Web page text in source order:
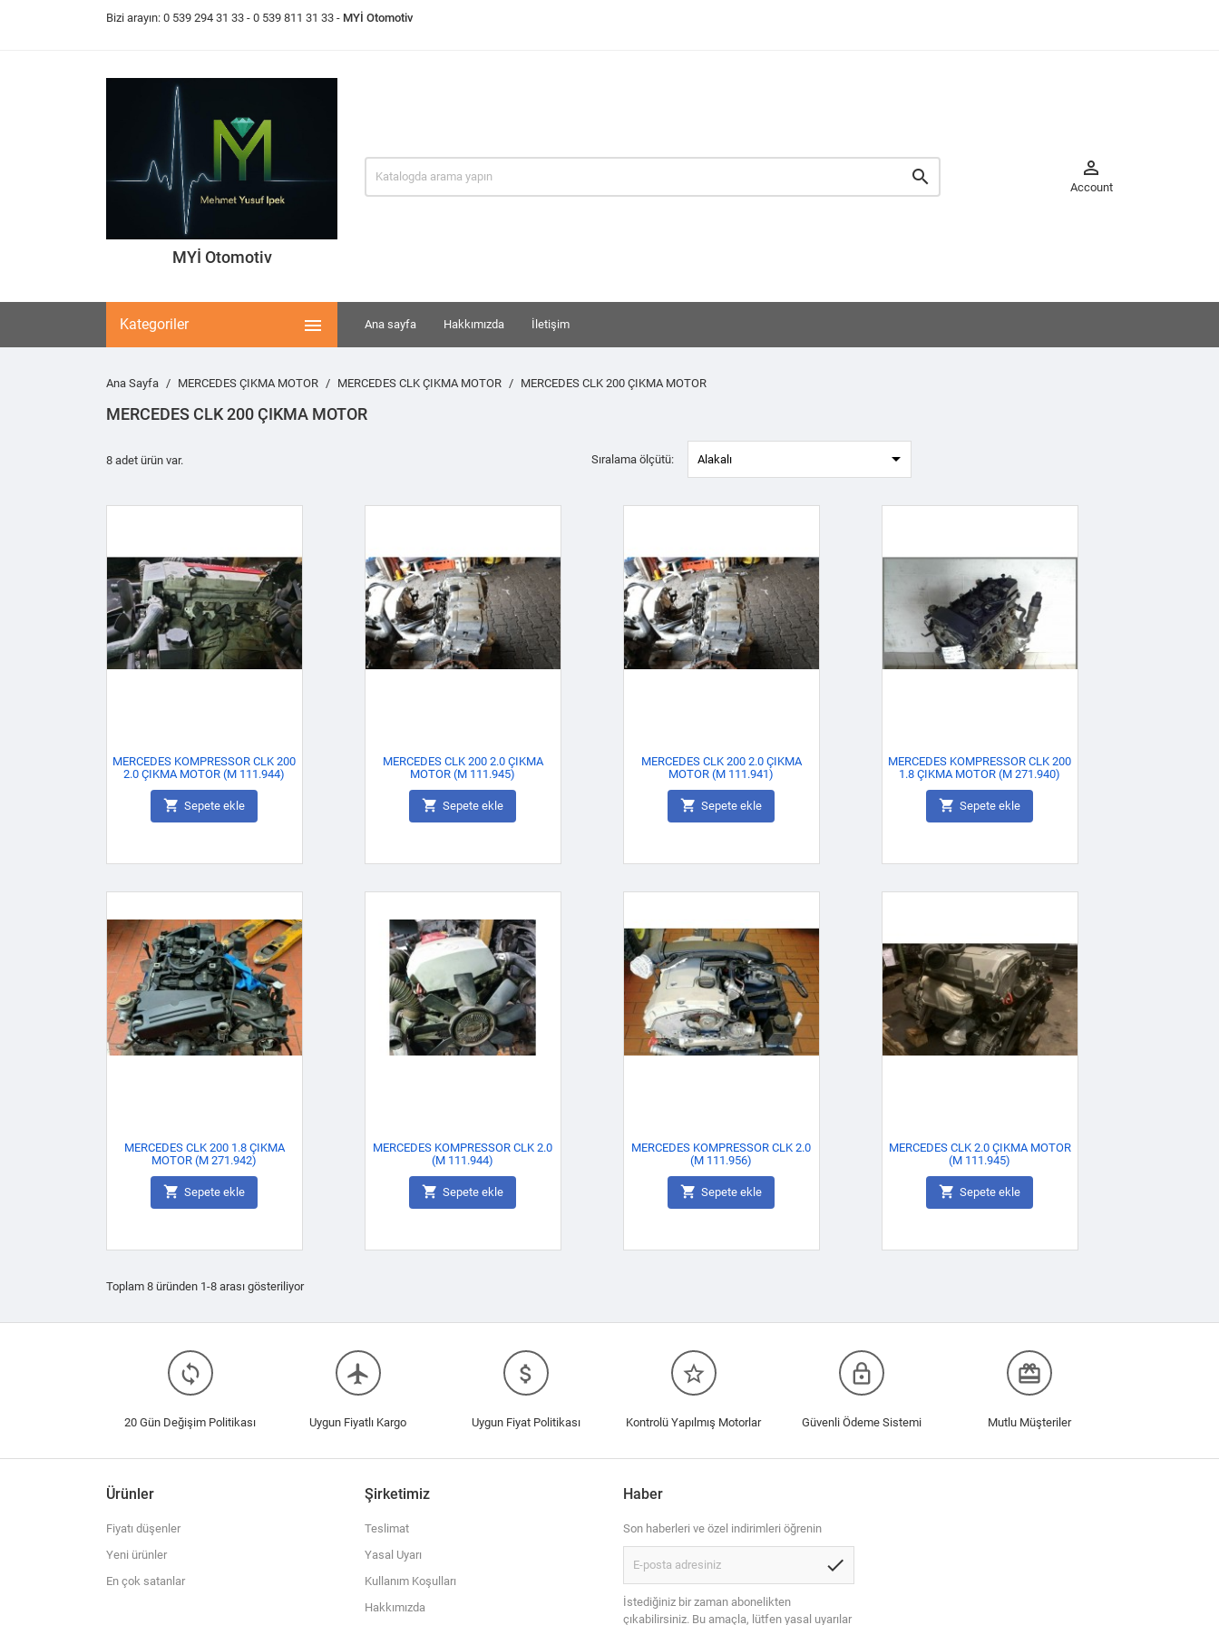
Bizi arayın: 0 539 294 31 33 - 0 539 811 31 33 - MYİ Otomotiv
MYİ Otomotiv
 
Account
Kategoriler  Ana sayfa Hakkımızda İletişim
Ana Sayfa MERCEDES ÇIKMA MOTOR MERCEDES CLK ÇIKMA MOTOR MERCEDES CLK 200 ÇIKMA MOTOR
MERCEDES CLK 200 ÇIKMA MOTOR
8 adet ürün var. Sıralama ölçütü: Alakalı 
MERCEDES KOMPRESSOR CLK 200
2.0 ÇIKMA MOTOR (M 111.944)
 Sepete ekle
MERCEDES CLK 200 2.0 ÇIKMA
MOTOR (M 111.945)
 Sepete ekle
MERCEDES CLK 200 2.0 ÇIKMA
MOTOR (M 111.941)
 Sepete ekle
MERCEDES KOMPRESSOR CLK 200
1.8 ÇIKMA MOTOR (M 271.940)
 Sepete ekle
MERCEDES CLK 200 1.8 ÇIKMA
MOTOR (M 271.942)
 Sepete ekle
MERCEDES KOMPRESSOR CLK 2.0
(M 111.944)
 Sepete ekle
MERCEDES KOMPRESSOR CLK 2.0
(M 111.956)
 Sepete ekle
MERCEDES CLK 2.0 ÇIKMA MOTOR
(M 111.945)
 Sepete ekle
Toplam 8 üründen 1-8 arası gösteriliyor
loop
20 Gün Değişim Politikası
flight
Uygun Fiyatlı Kargo
attach_money
Uygun Fiyat Politikası
star_border
Kontrolü Yapılmış Motorlar
lock_outline
Güvenli Ödeme Sistemi
redeem
Mutlu Müşteriler
Ürünler
Fiyatı düşenler
Yeni ürünler
En çok satanlar
Şirketimiz
Teslimat
Yasal Uyarı
Kullanım Koşulları
Hakkımızda
Haber
Son haberleri ve özel indirimleri öğrenin
check
İstediğiniz bir zaman abonelikten
çıkabilirsiniz. Bu amaçla, lütfen yasal uyarılar